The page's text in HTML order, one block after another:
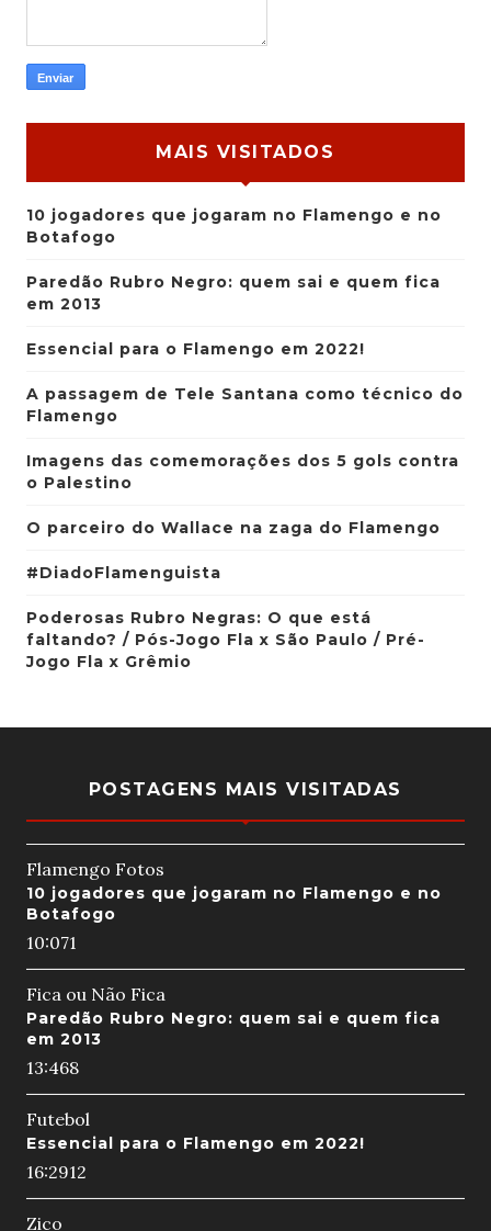
MAIS VISITADOS
10 jogadores que jogaram no Flamengo e no
Botafogo
Paredão Rubro Negro: quem sai e quem fica
em 2013
Essencial para o Flamengo em 2022!
A passagem de Tele Santana como técnico do
Flamengo
Imagens das comemorações dos 5 gols contra
o Palestino
O parceiro do Wallace na zaga do Flamengo
#DiadoFlamenguista
Poderosas Rubro Negras: O que está
faltando? / Pós-Jogo Fla x São Paulo / Pré-
Jogo Fla x Grêmio
POSTAGENS MAIS VISITADAS
Flamengo Fotos
10 jogadores que jogaram no Flamengo e no
Botafogo
10:071
Fica ou Não Fica
Paredão Rubro Negro: quem sai e quem fica
em 2013
13:468
Futebol
Essencial para o Flamengo em 2022!
16:2912
Zico